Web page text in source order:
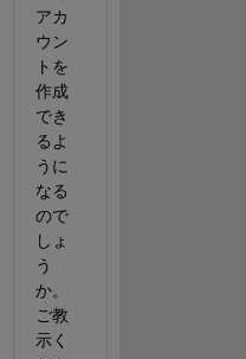
アカ
ウン
トを
作成
でき
るよ
うに
なる
ので
しょ
う
か。
ご教
示く